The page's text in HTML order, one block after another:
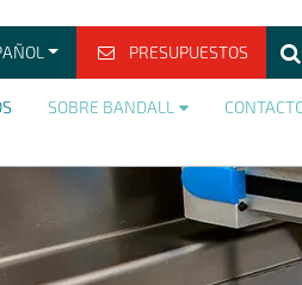
PRESUPUESTOS
>
SOBRE BANDALL